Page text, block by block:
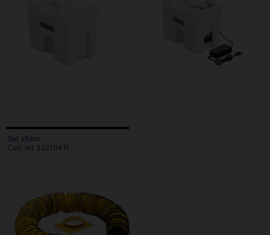
Set sfiato
Cod. art. 132104 R